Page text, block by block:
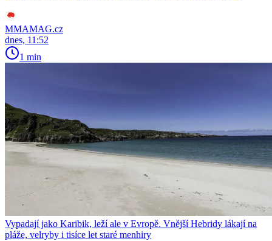
MMAMAG.cz
dnes, 11:52
1 min
Vypadají jako Karibik, leží ale v Evropě. Vnější Hebridy lákají na
pláže, velryby i tisíce let staré menhiry